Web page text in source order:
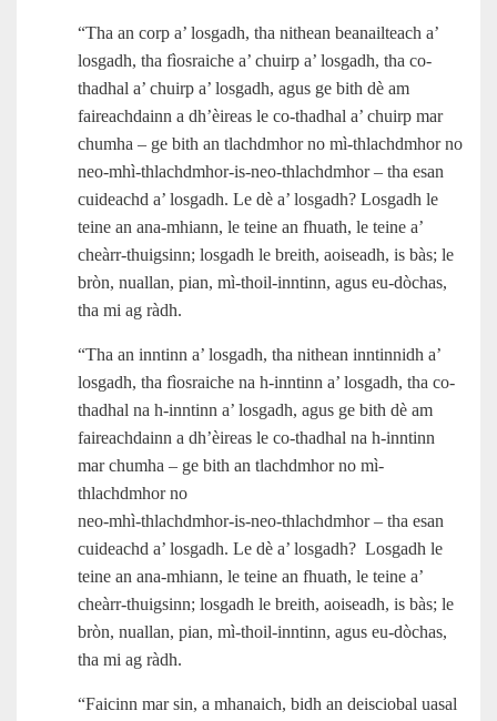
“Tha an corp a’ losgadh, tha nithean beanailteach a’
losgadh, tha fìosraiche a’ chuirp a’ losgadh, tha co-
thadhal a’ chuirp a’ losgadh, agus ge bith dè am
faireachdainn a dh’èireas le co-thadhal a’ chuirp mar
chumha – ge bith an tlachdmhor no mì-thlachdmhor no
neo‑mhì‑thlachdmhor‑is‑neo‑thlachdmhor – tha esan
cuideachd a’ losgadh. Le dè a’ losgadh? Losgadh le
teine an ana‑mhiann, le teine an fhuath, le teine a’
cheàrr‑thuigsinn; losgadh le breith, aoiseadh, is bàs; le
bròn, nuallan, pian, mì‑thoil-inntinn, agus eu‑dòchas,
tha mi ag ràdh.
“Tha an inntinn a’ losgadh, tha nithean inntinnidh a’
losgadh, tha fìosraiche na h‑inntinn a’ losgadh, tha co-
thadhal na h‑inntinn a’ losgadh, agus ge bith dè am
faireachdainn a dh’èireas le co-thadhal na h‑inntinn
mar chumha – ge bith an tlachdmhor no mì-
thlachdmhor no
neo‑mhì‑thlachdmhor‑is‑neo‑thlachdmhor – tha esan
cuideachd a’ losgadh. Le dè a’ losgadh? Losgadh le
teine an ana‑mhiann, le teine an fhuath, le teine a’
cheàrr‑thuigsinn; losgadh le breith, aoiseadh, is bàs; le
bròn, nuallan, pian, mì‑thoil-inntinn, agus eu‑dòchas,
tha mi ag ràdh.
“Faicinn mar sin, a mhanaich, bidh an deisciobal uasal